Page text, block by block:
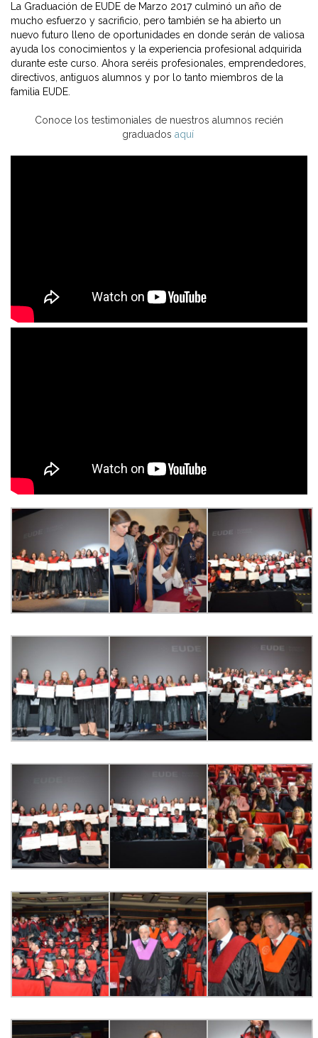
La Graduación de EUDE de Marzo 2017 culminó un año de
mucho esfuerzo y sacrificio, pero también se ha abierto un
nuevo futuro lleno de oportunidades en donde serán de valiosa
ayuda los conocimientos y la experiencia profesional adquirida
durante este curso. Ahora seréis profesionales, emprendedores,
directivos, antiguos alumnos y por lo tanto miembros de la
familia EUDE.
Conoce los testimoniales de nuestros alumnos recién
graduados aquí